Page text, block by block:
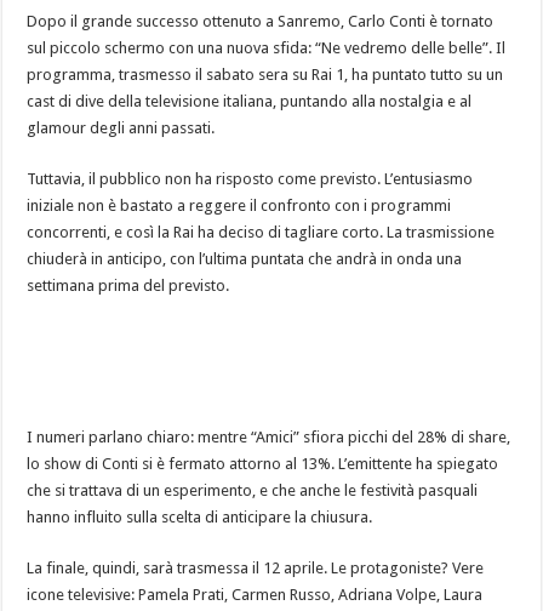
Dopo il grande successo ottenuto a Sanremo, Carlo Conti è tornato
sul piccolo schermo con una nuova sfida: “Ne vedremo delle belle”. Il
programma, trasmesso il sabato sera su Rai 1, ha puntato tutto su un
cast di dive della televisione italiana, puntando alla nostalgia e al
glamour degli anni passati.
Tuttavia, il pubblico non ha risposto come previsto. L’entusiasmo
iniziale non è bastato a reggere il confronto con i programmi
concorrenti, e così la Rai ha deciso di tagliare corto. La trasmissione
chiuderà in anticipo, con l’ultima puntata che andrà in onda una
settimana prima del previsto.
I numeri parlano chiaro: mentre “Amici” sfiora picchi del 28% di share,
lo show di Conti si è fermato attorno al 13%. L’emittente ha spiegato
che si trattava di un esperimento, e che anche le festività pasquali
hanno influito sulla scelta di anticipare la chiusura.
La finale, quindi, sarà trasmessa il 12 aprile. Le protagoniste? Vere
icone televisive: Pamela Prati, Carmen Russo, Adriana Volpe, Laura